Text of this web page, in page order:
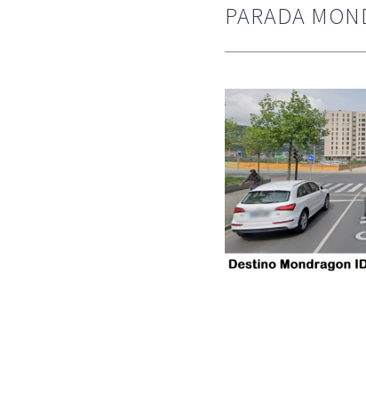
PARADA